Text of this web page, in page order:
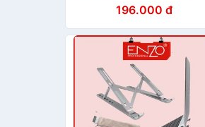
Stand - Hàng Nhập Khẩu
196.000 đ